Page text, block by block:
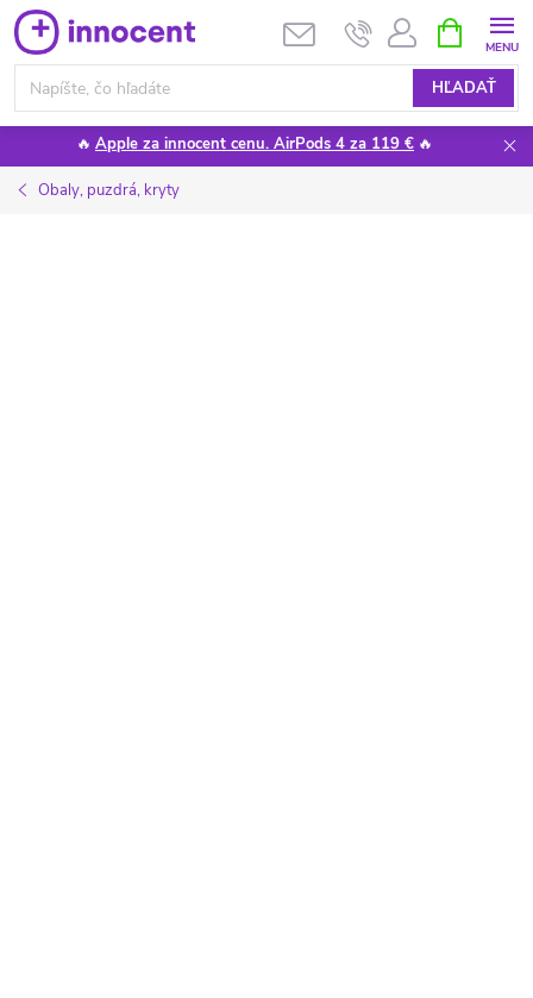
Prejsť
na
obsah
HĽADAŤ
KOŠÍK
🔥 Apple za innocent cenu. AirPods 4 za 119 € 🔥
Obaly, puzdrá, kryty